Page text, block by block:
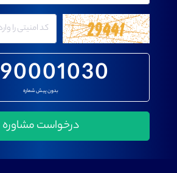
90001030
بدون پیش شماره